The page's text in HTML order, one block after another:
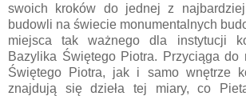
swoich kroków do jednej z najbardziej
budowli na świecie monumentalnych
miejsca tak ważnego dla instytucji
Bazylika Świętego Piotra. Przyciąga do
Świętego Piotra, jak i samo wnętrze
znajdują się dzieła tej miary, co